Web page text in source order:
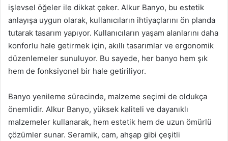
işlevsel öğeler ile dikkat çeker. Alkur Banyo, bu estetik
anlayışa uygun olarak, kullanıcıların ihtiyaçlarını ön planda
tutarak tasarım yapıyor. Kullanıcıların yaşam alanlarını daha
konforlu hale getirmek için, akıllı tasarımlar ve ergonomik
düzenlemeler sunuluyor. Bu sayede, her banyo hem şık
hem de fonksiyonel bir hale getiriliyor.
Banyo yenileme sürecinde, malzeme seçimi de oldukça
önemlidir. Alkur Banyo, yüksek kaliteli ve dayanıklı
malzemeler kullanarak, hem estetik hem de uzun ömürlü
çözümler sunar. Seramik, cam, ahşap gibi çeşitli